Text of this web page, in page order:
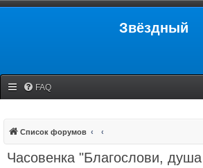
Звёздный
FAQ
Список форумов
Часовенка "Благослови,